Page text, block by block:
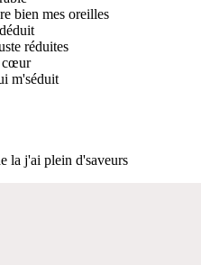
bien mes oreilles
réduites
cœur
m'séduit
la j'ai plein d'saveurs